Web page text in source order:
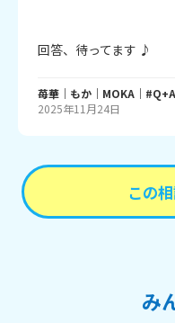
回答、待ってます ♪
苺華｜もか｜MOKA｜
2025年11月24日
この
み